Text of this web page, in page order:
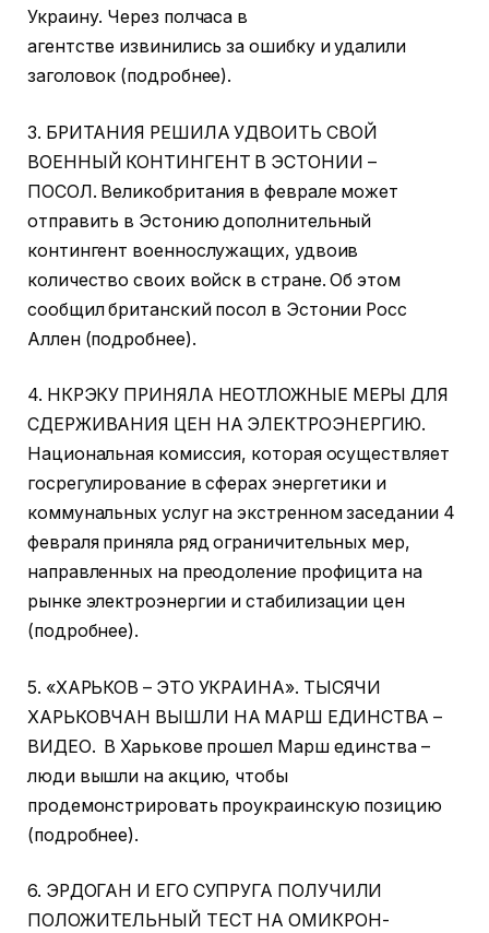
Украину. Через полчаса в
агентстве извинились за ошибку и удалили
заголовок (подробнее).
3. БРИТАНИЯ РЕШИЛА УДВОИТЬ СВОЙ
ВОЕННЫЙ КОНТИНГЕНТ В ЭСТОНИИ –
ПОСОЛ. Великобритания в феврале может
отправить в Эстонию дополнительный
контингент военнослужащих, удвоив
количество своих войск в стране. Об этом
сообщил британский посол в Эстонии Росс
Аллен (подробнее).
4. НКРЭКУ ПРИНЯЛА НЕОТЛОЖНЫЕ МЕРЫ ДЛЯ
СДЕРЖИВАНИЯ ЦЕН НА ЭЛЕКТРОЭНЕРГИЮ.
Национальная комиссия, которая осуществляет
госрегулирование в сферах энергетики и
коммунальных услуг на экстренном заседании 4
февраля приняла ряд ограничительных мер,
направленных на преодоление профицита на
рынке электроэнергии и стабилизации цен
(подробнее).
5. «ХАРЬКОВ – ЭТО УКРАИНА». ТЫСЯЧИ
ХАРЬКОВЧАН ВЫШЛИ НА МАРШ ЕДИНСТВА –
ВИДЕО. В Харькове прошел Марш единства –
люди вышли на акцию, чтобы
продемонстрировать проукраинскую позицию
(подробнее).
6. ЭРДОГАН И ЕГО СУПРУГА ПОЛУЧИЛИ
ПОЛОЖИТЕЛЬНЫЙ ТЕСТ НА ОМИКРОН-